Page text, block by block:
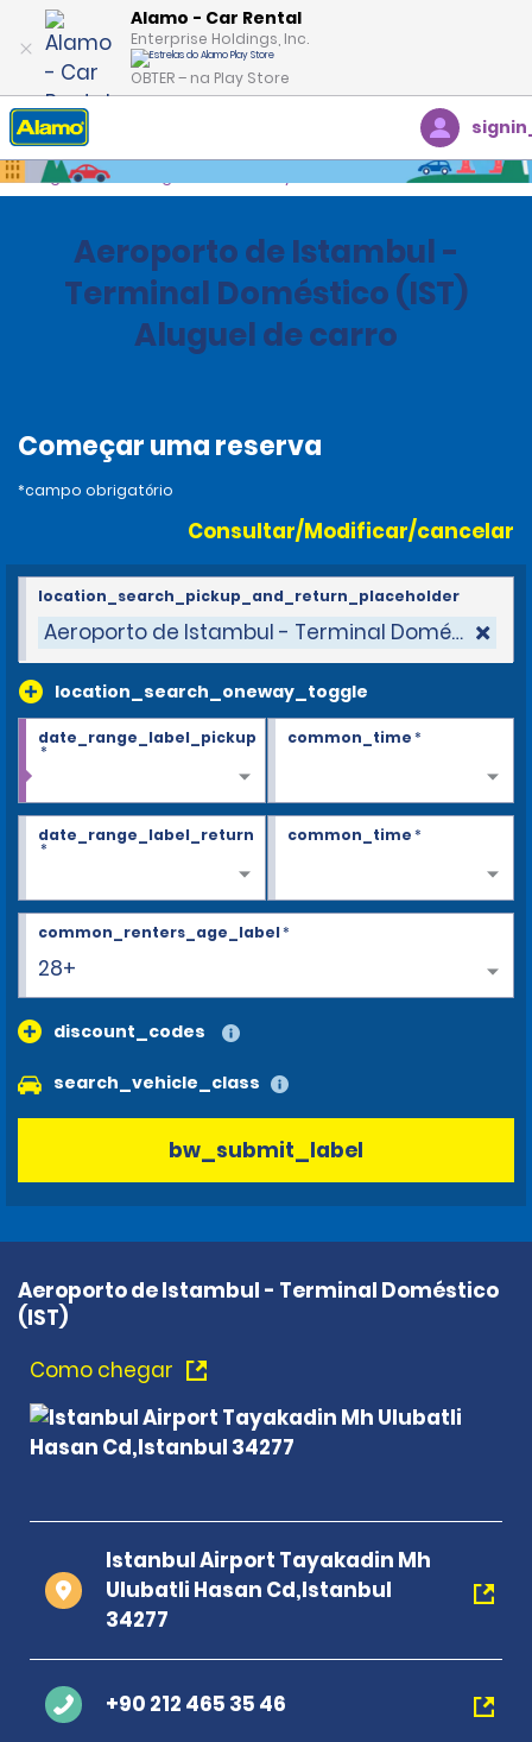
Alamo - Car Rental
Enterprise Holdings, Inc.
OBTER – na Play Store
Página inicial
Aeroporto de Istambul -
Terminal Doméstico (IST)
Aluguel de carro
Começar uma reserva
*campo obrigatório
Consultar/Modificar/cancelar
Aeroporto de Istambul - Terminal Doméstico
location_search_oneway_toggle
location_search_pickup_and_return_placeholder
date_range_label_pickup
*
common_time*
date_range_label_return
*
common_time*
28+
common_renters_age_label*
discount_codes
search_vehicle_class
bw_submit_label
Aeroporto de Istambul - Terminal Doméstico
(IST)
Como chegar
Istanbul Airport Tayakadin Mh
Ulubatli Hasan Cd,Istanbul
34277
+90 212 465 35 46